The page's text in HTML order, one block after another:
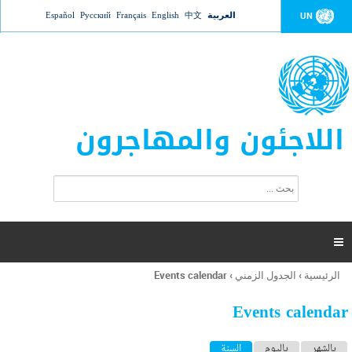
Jump to navigation UN العربية 中文
English
Français
Русский
Español
اللاجئون والمهاجرون
ت
ر
ل
ح
ب

أنت
هنا
الرئيسية › الجدول الزمني ›
Events calendar
Events calendar